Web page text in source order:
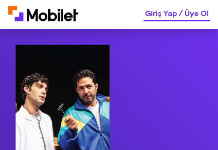
Giriş Yap/Üye Ol